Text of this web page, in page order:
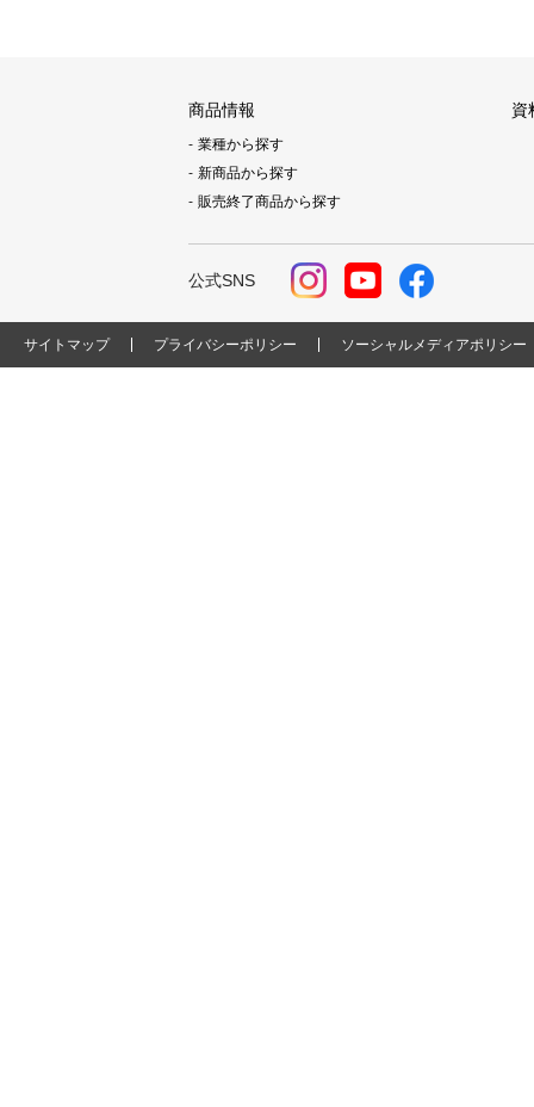
商品情報
業種から探す
新商品から探す
販売終了商品から探す
資
公式SNS
サイトマップ プライバシーポリシー ソーシャルメディアポリシー